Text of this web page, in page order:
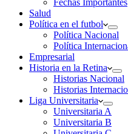
Fechas Importantes
Salud
Política en el futbol
Política Nacional
Política
Empresarial
Historia en la Retina
Historias Nacional
Historias
Liga Universitaria
Universitaria A
Universitaria B